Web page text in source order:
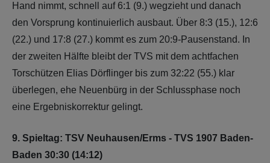
Hand nimmt, schnell auf 6:1 (9.) wegzieht und danach
den Vorsprung kontinuierlich ausbaut. Über 8:3 (15.), 12:6
(22.) und 17:8 (27.) kommt es zum 20:9-Pausenstand. In
der zweiten Hälfte bleibt der TVS mit dem achtfachen
Torschützen Elias Dörflinger bis zum 32:22 (55.) klar
überlegen, ehe Neuenbürg in der Schlussphase noch
eine Ergebniskorrektur gelingt.
9. Spieltag: TSV Neuhausen/Erms - TVS 1907 Baden-
Baden 30:30 (14:12)